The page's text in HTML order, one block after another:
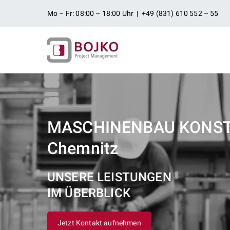
Mo – Fr: 08:00 – 18:00 Uhr | +49 (831) 610 552 – 55
MASCHINENBAU
Chemnitz
UNSERE LEISTUNGEN
IM ÜBERBLICK
Jetzt Kontakt aufnehmen